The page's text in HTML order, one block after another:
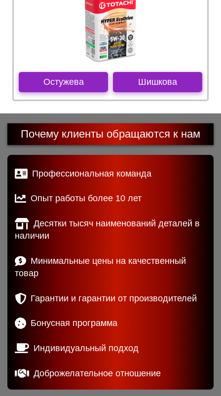
Остужева Шишкова
Почему клиенты обращаются к нам
Профессиональная команда
Опыт работы более 10 лет
Десятки тысяч наименований деталей в
наличии
Минимальные цены на качественный
товар
Гарантии и гарантии от производителей
Бонусная программа
Индивидуальный подход
Доброжелательное отношение